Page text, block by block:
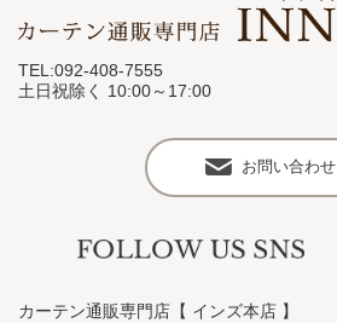
TEL:092-408-7555
土日祝除く 10:00～17:00
お問い合わせ
カーテン通販専門店【 インズ本店 】